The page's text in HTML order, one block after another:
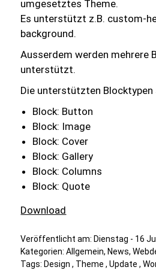
umgesetztes Theme.
Es unterstützt z.B. custom-
background.
Ausserdem werden mehrere
unterstützt.
Die unterstützten Blocktypen
Block: Button
Block: Image
Block: Cover
Block: Gallery
Block: Columns
Block: Quote
Download
Veröffentlicht am: Dienstag - 16
Kategorien:Allgemein, News,
Tags: Design , Theme ,Update ,